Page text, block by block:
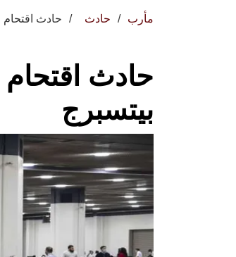
مأرب حادث حادث اقتحام
حادث
بيتسبرج